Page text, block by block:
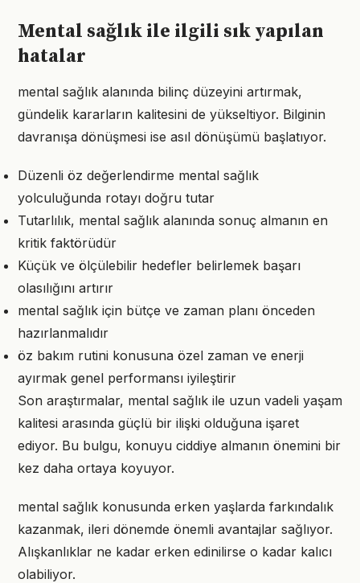
Mental sağlık ile ilgili sık yapılan
hatalar
mental sağlık alanında bilinç düzeyini artırmak,
gündelik kararların kalitesini de yükseltiyor. Bilginin
davranışa dönüşmesi ise asıl dönüşümü başlatıyor.
Düzenli öz değerlendirme mental sağlık
yolculuğunda rotayı doğru tutar
Tutarlılık, mental sağlık alanında sonuç almanın en
kritik faktörüdür
Küçük ve ölçülebilir hedefler belirlemek başarı
olasılığını artırır
mental sağlık için bütçe ve zaman planı önceden
hazırlanmalıdır
öz bakım rutini konusuna özel zaman ve enerji
ayırmak genel performansı iyileştirir
Son araştırmalar, mental sağlık ile uzun vadeli yaşam
kalitesi arasında güçlü bir ilişki olduğuna işaret
ediyor. Bu bulgu, konuyu ciddiye almanın önemini bir
kez daha ortaya koyuyor.
mental sağlık konusunda erken yaşlarda farkındalık
kazanmak, ileri dönemde önemli avantajlar sağlıyor.
Alışkanlıklar ne kadar erken edinilirse o kadar kalıcı
olabiliyor.